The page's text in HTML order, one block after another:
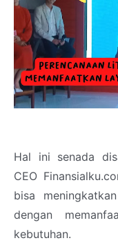
Hal ini senada
CEO
bisa
dengan
kebutuhan.